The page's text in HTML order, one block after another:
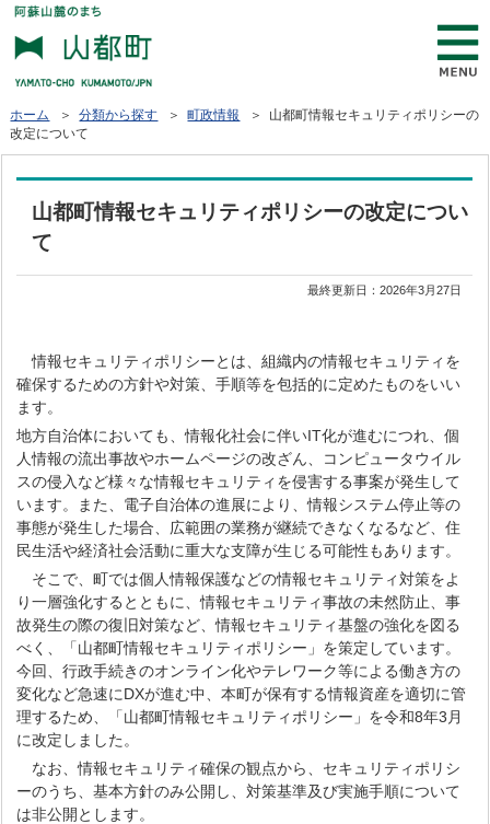
ホーム ＞分類から探す ＞町政情報
＞ 山都町情報セキュリティポリシーの
改定について
山都町情報セキュリティポリシーの改定につい
て
最終更新日：2026年3月27日
情報セキュリティポリシーとは、組織内の情報セキュリティを
確保するための方針や対策、手順等を包括的に定めたものをいい
ます。
地方自治体においても、情報化社会に伴いIT化が進むにつれ、個
人情報の流出事故やホームページの改ざん、コンピュータウイル
スの侵入など様々な情報セキュリティを侵害する事案が発生して
います。また、電子自治体の進展により、情報システム停止等の
事態が発生した場合、広範囲の業務が継続できなくなるなど、住
民生活や経済社会活動に重大な支障が生じる可能性もあります。
そこで、町では個人情報保護などの情報セキュリティ対策をよ
り一層強化するとともに、情報セキュリティ事故の未然防止、事
故発生の際の復旧対策など、情報セキュリティ基盤の強化を図る
べく、「山都町情報セキュリティポリシー」を策定しています。
今回、行政手続きのオンライン化やテレワーク等による働き方の
変化など急速にDXが進む中、本町が保有する情報資産を適切に管
理するため、「山都町情報セキュリティポリシー」を令和8年3月
に改定しました。
なお、情報セキュリティ確保の観点から、セキュリティポリシ
ーのうち、基本方針のみ公開し、対策基準及び実施手順について
は非公開とします。